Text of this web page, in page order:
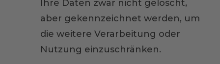
Ihre Daten zwar nicht gelöscht,
aber gekennzeichnet werden, um
die weitere Verarbeitung oder
Nutzung einzuschränken.